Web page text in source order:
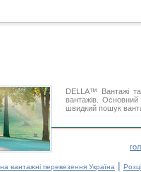
DELLA™ Вантажі
вантажів. Основний
швидкий пошук
вантажні перевезення Україна |